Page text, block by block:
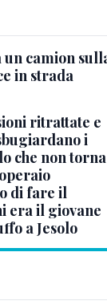
un camion
in strada
ritrattate e
i
che non torna
di fare il
era il giovane
a Jesolo